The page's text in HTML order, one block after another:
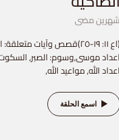
شهرين مضى
(اع ١١: ١٩-٢٥)قصص وآيات
اعداد موسى,وسوم: الصبر, السكوت,
اعداد الله, مواعيد الله,
اسمع الحلقة